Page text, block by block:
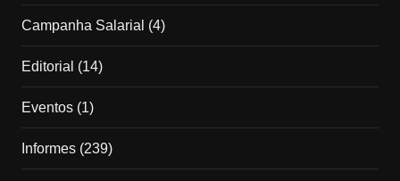
Campanha Salarial (4)
Editorial (14)
Eventos(1)
Informes(239)